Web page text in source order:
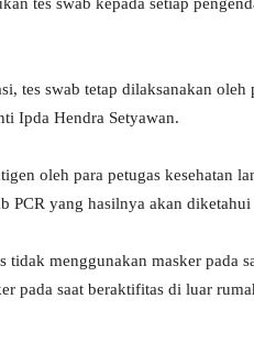
tes swab tetap dilaksanakan oleh
Ipda Hendra Setyawan.
oleh para petugas kesehatan
PCR yang hasilnya akan
menggunakan masker pada
pada saat beraktifitas di luar